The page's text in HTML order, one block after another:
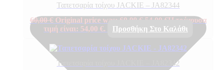
Ταπετσαρία τοίχου JACKIE – JA82344
60,00€ Original price was: 60,00 €. 54,00 €Η τρέχουσα
τιμή είναι: 54,00 €.
Προσθήκη Στο Καλάθι
Ταπετσαρία τοίχου JACKIE – JA82342